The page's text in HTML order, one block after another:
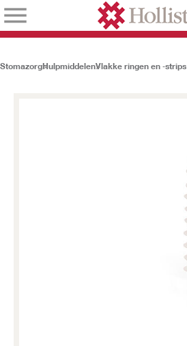
StomazorgHulpmiddelenVlakke ringen en ‑strips